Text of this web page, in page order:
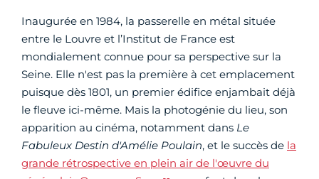
Inaugurée en 1984, la passerelle en métal située
entre le Louvre et l’Institut de France est
mondialement connue pour sa perspective sur la
Seine. Elle n'est pas la première à cet emplacement
puisque dès 1801, un premier édifice enjambait déjà
le fleuve ici-même. Mais la photogénie du lieu, son
apparition au cinéma, notamment dans Le
Fabuleux Destin d'Amélie Poulain, et le succès de la
grande rétrospective en plein air de l'œuvre du